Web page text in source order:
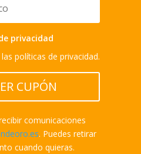
privacidad
políticas de privacidad.
CUPÓN
comunicaciones
. Puedes retirar
cuando quieras.